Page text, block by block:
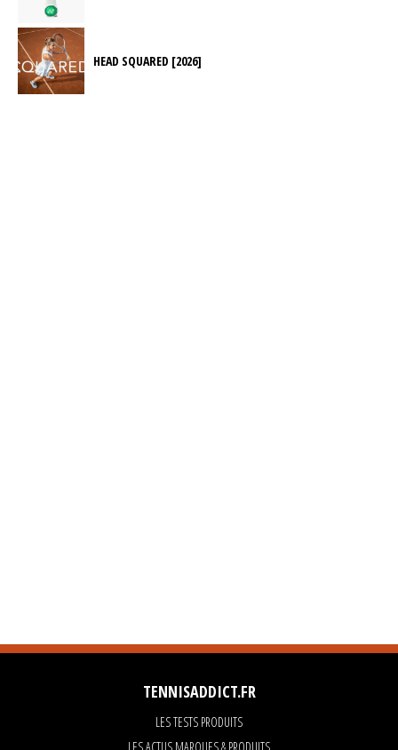
HEAD SQUARED [2026]
TENNISADDICT.FR
LES TESTS PRODUITS